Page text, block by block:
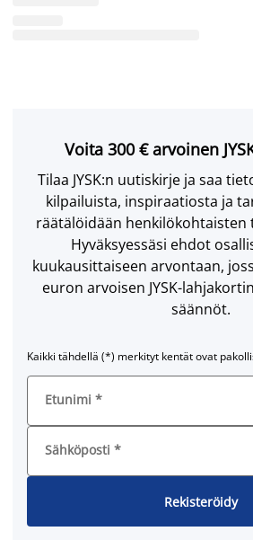
Voita 300 € arvoinen
Tilaa JYSK:n uutiskirje ja saa
kilpailuista, inspiraatiosta ja
räätälöidään henkilökohtaisten
Hyväksyessäsi ehdot
kuukausittaiseen arvontaan,
euron arvoisen JYSK-
säännöt.
Kaikki tähdellä (*) merkityt kentät ovat
Etunimi *
Sähköposti *
Rekisteröidy